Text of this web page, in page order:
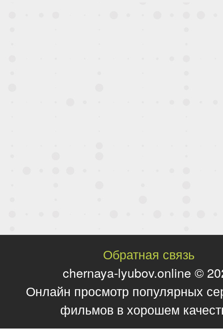
Обратная связь
chernaya-lyubov.online ©
Онлайн просмотр популярных
фильмов в хорошем